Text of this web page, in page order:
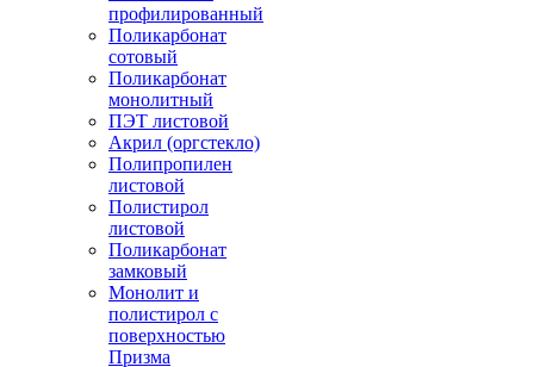
профилированный
Поликарбонат
сотовый
Поликарбонат
монолитный
ПЭТ листовой
Акрил (оргстекло)
Полипропилен
листовой
Полистирол
листовой
Поликарбонат
замковый
Монолит и
полистирол с
поверхностью
Призма